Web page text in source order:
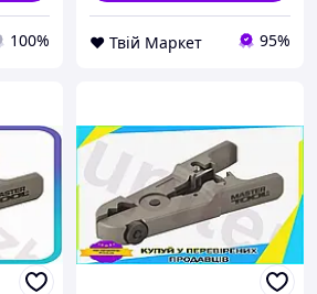
100% ❤️ Твій Маркет 95%